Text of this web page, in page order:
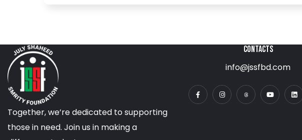
Together, we’re dedicated to supporting
those in need. Join us in making a
CONTACTS
info@jssfbd.com